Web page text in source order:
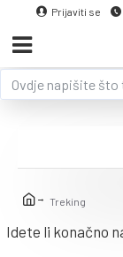
Prijaviti se
Treking
Idete li konačno